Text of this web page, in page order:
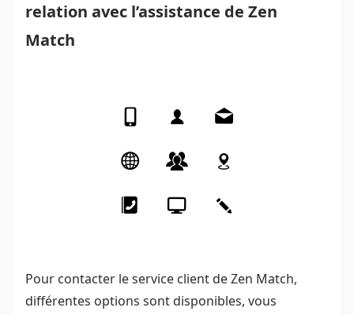
relation avec l’assistance de Zen
Match
Pour contacter le service client de Zen Match,
différentes options sont disponibles, vous